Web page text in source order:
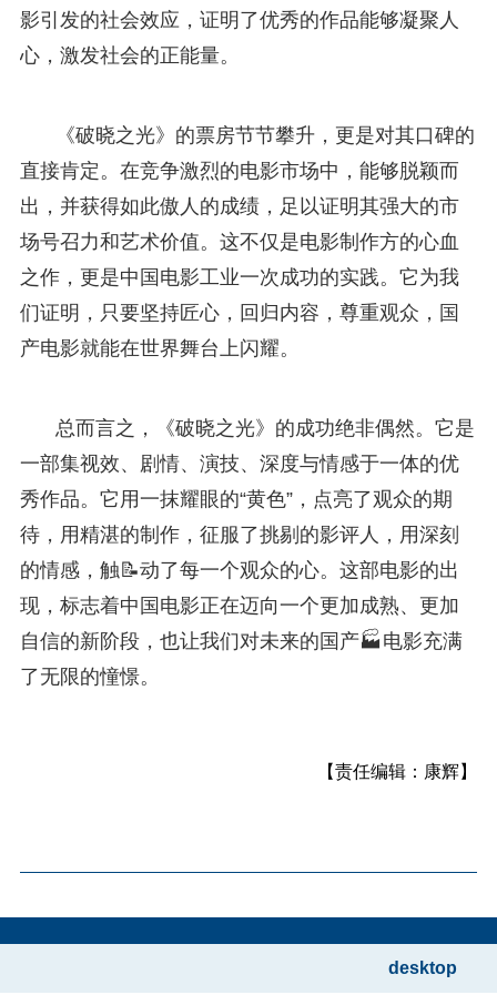
影引发的社会效应，证明了优秀的作品能够凝聚人
心，激发社会的正能量。
《破晓之光》的票房节节攀升，更是对其口碑的
直接肯定。在竞争激烈的电影市场中，能够脱颖而
出，并获得如此傲人的成绩，足以证明其强大的市
场号召力和艺术价值。这不仅是电影制作方的心血
之作，更是中国电影工业一次成功的实践。它为我
们证明，只要坚持匠心，回归内容，尊重观众，国
产电影就能在世界舞台上闪耀。
总而言之，《破晓之光》的成功绝非偶然。它是
一部集视效、剧情、演技、深度与情感于一体的优
秀作品。它用一抹耀眼的“黄色”，点亮了观众的期
待，用精湛的制作，征服了挑剔的影评人，用深刻
的情感，触📝动了每一个观众的心。这部电影的出
现，标志着中国电影正在迈向一个更加成熟、更加
自信的新阶段，也让我们对未来的国产🏭电影充满
了无限的憧憬。
【责任编辑：康辉】
desktop